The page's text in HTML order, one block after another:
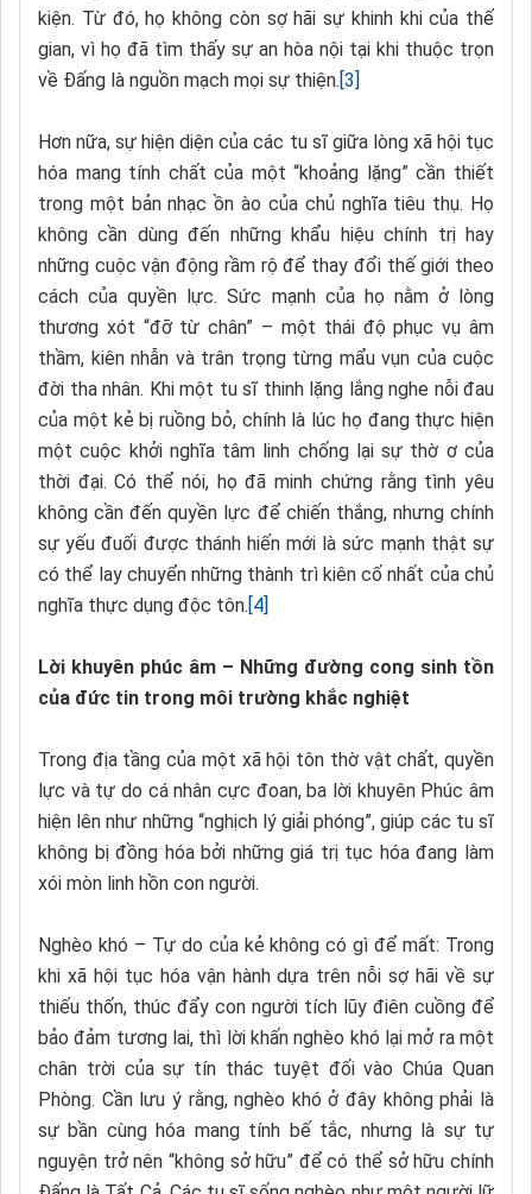
kiện. Từ đó, họ không còn sợ hãi sự khinh khi của thế
gian, vì họ đã tìm thấy sự an hòa nội tại khi thuộc trọn
về Đấng là nguồn mạch mọi sự thiện.[3]
Hơn nữa, sự hiện diện của các tu sĩ giữa lòng xã hội tục
hóa mang tính chất của một “khoảng lặng” cần thiết
trong một bản nhạc ồn ào của chủ nghĩa tiêu thụ. Họ
không cần dùng đến những khẩu hiệu chính trị hay
những cuộc vận động rầm rộ để thay đổi thế giới theo
cách của quyền lực. Sức mạnh của họ nằm ở lòng
thương xót “đỡ từ chân” – một thái độ phục vụ âm
thầm, kiên nhẫn và trân trọng từng mẩu vụn của cuộc
đời tha nhân. Khi một tu sĩ thinh lặng lắng nghe nỗi đau
của một kẻ bị ruồng bỏ, chính là lúc họ đang thực hiện
một cuộc khởi nghĩa tâm linh chống lại sự thờ ơ của
thời đại. Có thể nói, họ đã minh chứng rằng tình yêu
không cần đến quyền lực để chiến thắng, nhưng chính
sự yếu đuối được thánh hiến mới là sức mạnh thật sự
có thể lay chuyển những thành trì kiên cố nhất của chủ
nghĩa thực dụng độc tôn.[4]
Lời khuyên phúc âm – Những đường cong sinh tồn
của đức tin trong môi trường khắc nghiệt
Trong địa tầng của một xã hội tôn thờ vật chất, quyền
lực và tự do cá nhân cực đoan, ba lời khuyên Phúc âm
hiện lên như những “nghịch lý giải phóng”, giúp các tu sĩ
không bị đồng hóa bởi những giá trị tục hóa đang làm
xói mòn linh hồn con người.
Nghèo khó – Tự do của kẻ không có gì để mất: Trong
khi xã hội tục hóa vận hành dựa trên nỗi sợ hãi về sự
thiếu thốn, thúc đẩy con người tích lũy điên cuồng để
bảo đảm tương lai, thì lời khấn nghèo khó lại mở ra một
chân trời của sự tín thác tuyệt đối vào Chúa Quan
Phòng. Cần lưu ý rằng, nghèo khó ở đây không phải là
sự bần cùng hóa mang tính bế tắc, nhưng là sự tự
nguyện trở nên “không sở hữu” để có thể sở hữu chính